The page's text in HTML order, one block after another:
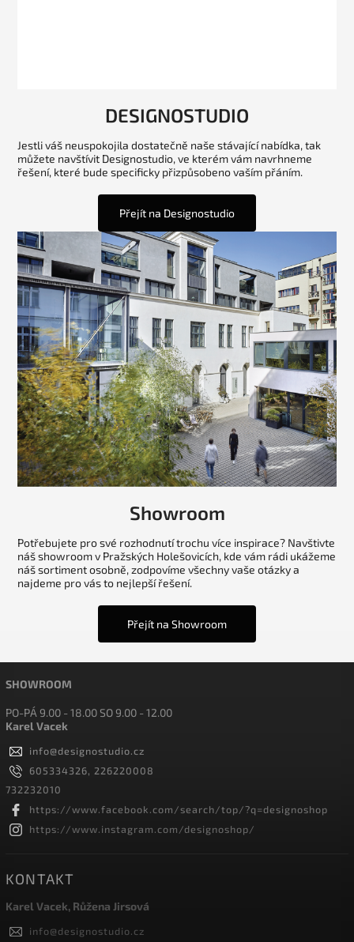
DESIGNOSTUDIO
Jestli váš neuspokojila dostatečně naše stávající nabídka, tak
můžete navštívit Designostudio, ve kterém vám navrhneme
řešení, které bude specificky přizpůsobeno vaším přáním.
Přejít na Designostudio
Showroom
Potřebujete pro své rozhodnutí trochu více inspirace? Navštivte
náš showroom v Pražských Holešovicích, kde vám rádi ukážeme
náš sortiment osobně, zodpovíme všechny vaše otázky a
najdeme pro vás to nejlepší řešení.
Přejít na Showroom
SHOWROOM
PO-PÁ 9.00 - 18.00 SO 9.00 - 12.00
Karel Vacek
info@designostudio.cz
605334326, 226220008
732232010
https://www.facebook.com/search/top/?q=designoshop
https://www.instagram.com/designoshop/
KONTAKT
Karel Vacek, Růžena Jirsová
info@designostudio.cz